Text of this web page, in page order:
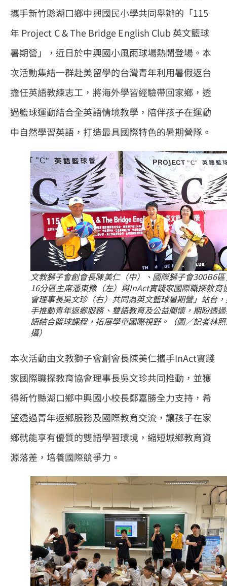
攜手新竹縣湖口鄉中興國民小學共同舉辦的「115
年 Project C & The Bridge English Club 英文籃球
暑期營」，近日於中興國小風雨球場熱鬧登場。本
次活動集結一群赴美留學的台灣青年利用暑假返台
擔任英語教練志工，將海外學習經驗帶回家鄉，透
過籃球運動結合全英語情境教學，陪伴孩子在運動
中自然學習英語，打造最具國際特色的暑期營隊。
文教獅子會創會長陳美仁（中）、國際獅子會300B6
16分區主席潘東豫（左）與InAct實踐家國際職探教育
會理事長吳文珍（右）共同為英文籃球暑期營」站台
手推動青年返鄉服務、雙語教育及公益關懷，期盼透
語結合籃球課程，拓展學童國際視野。（圖／記者林
攝）
本次活動由文教獅子會創會長陳美仁攜手InAct實踐
家國際職探教育協會理事長吳文珍共同推動，並獲
得新竹縣湖口鄉中興國小校長鄭嘉勝全力支持，希
望透過青年返鄉服務及國際教育交流，讓孩子在家
鄉就能享有優質的雙語學習環境，縮短城鄉教育資
源落差，培養國際競爭力。